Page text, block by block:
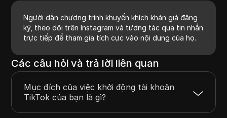
Người dẫn chương trình khuyến khích khán giả đăng
ký, theo dõi trên Instagram và tương tác qua tin nhắn
trực tiếp để tham gia tích cực vào nội dung của họ.
Các câu hỏi và trả lời liên quan
Mục đích của việc khởi động tài khoản
TikTok của bạn là gì?